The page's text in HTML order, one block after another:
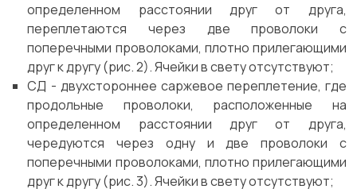
определенном расстоянии друг от друга,
переплетаются через две проволоки с
поперечными проволоками, плотно прилегающими
друг к другу (рис. 2). Ячейки в свету отсутствуют;
СД - двухстороннее саржевое переплетение, где
продольные проволоки, расположенные на
определенном расстоянии друг от друга,
чередуются через одну и две проволоки с
поперечными проволоками, плотно прилегающими
друг к другу (рис. 3). Ячейки в свету отсутствуют;